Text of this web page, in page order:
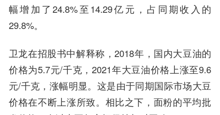
幅增加了24.8%至14.29亿元，占同期收入的
29.8%。
卫龙在招股书中解释称，2018年，国内大豆油的
价格为5.7元/千克，2021年大豆油价格上涨至9.6
元/千克，涨幅明显。这是由于同期国际市场大豆
价格在不断上涨所致。相比之下，面粉的平均批